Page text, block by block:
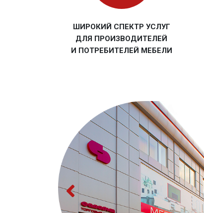
ШИРОКИЙ СПЕКТР УСЛУГ
ДЛЯ ПРОИЗВОДИТЕЛЕЙ
И ПОТРЕБИТЕЛЕЙ МЕБЕЛИ